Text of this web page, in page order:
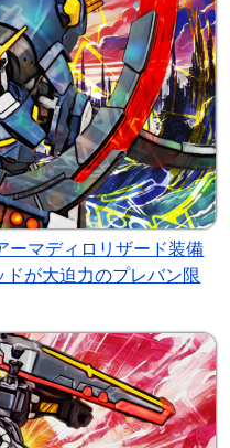
ーマディロリザード装備
が大迫力のプレバン限